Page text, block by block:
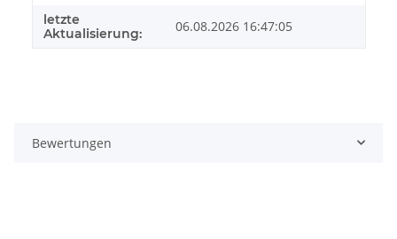
letzte
Aktualisierung:
06.08.2026 16:47:05
Bewertungen